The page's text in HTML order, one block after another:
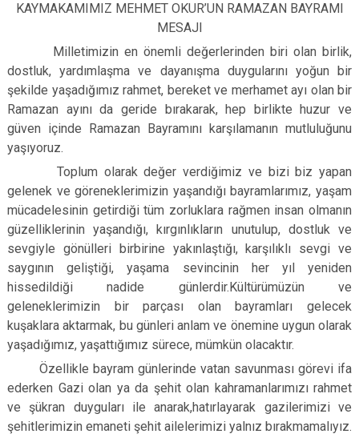
Bakırköy
Bayrampaşa
Beşiktaş
Beykoz
Beyoğlu
Büyükçekmece
Esenler
Eyüpsultan
Kağıthane
Kartal
Küçükçekmece
Maltepe
Pendik
Şile
Silivri
Şişli
Zeytinburnu
Arnavutköy
Ataşehir
Başakşehir
Beylikdüzü
Esenyurt
Sancaktepe
Sultangazi
KAYMAKAMIMIZ MEHMET OKUR’UN RAMAZAN BAYRAMI
MESAJI
Milletimizin en önemli değerlerinden biri olan birlik,
dostluk, yardımlaşma ve dayanışma duygularını yoğun bir
şekilde yaşadığımız rahmet, bereket ve merhamet ayı olan bir
Ramazan ayını da geride bırakarak, hep birlikte huzur ve
güven içinde Ramazan Bayramını karşılamanın mutluluğunu
yaşıyoruz.
Toplum olarak değer verdiğimiz ve bizi biz yapan
gelenek ve göreneklerimizin yaşandığı bayramlarımız, yaşam
mücadelesinin getirdiği tüm zorluklara rağmen insan olmanın
güzelliklerinin yaşandığı, kırgınlıkların unutulup, dostluk ve
sevgiyle gönülleri birbirine yakınlaştığı, karşılıklı sevgi ve
saygının geliştiği, yaşama sevincinin her yıl yeniden
hissedildiği nadide günlerdir.Kültürümüzün ve
geleneklerimizin bir parçası olan bayramları gelecek
kuşaklara aktarmak, bu günleri anlam ve önemine uygun olarak
yaşadığımız, yaşattığımız sürece, mümkün olacaktır.
Özellikle bayram günlerinde vatan savunması görevi ifa
ederken Gazi olan ya da şehit olan kahramanlarımızı rahmet
ve şükran duyguları ile anarak,hatırlayarak gazilerimizi ve
şehitlerimizin emaneti şehit ailelerimizi yalnız bırakmamalıyız.